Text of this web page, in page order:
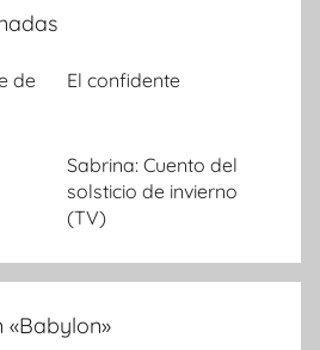
de
El confidente
Sabrina: Cuento del
solsticio de invierno
(TV)
«Babylon»